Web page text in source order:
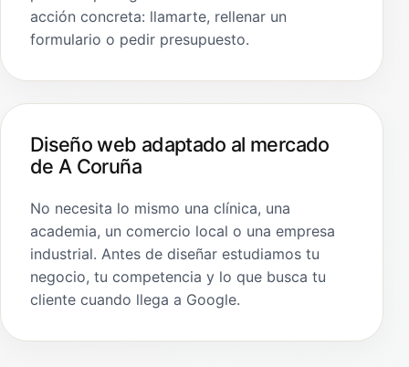
acción concreta: llamarte, rellenar un
formulario o pedir presupuesto.
Diseño web adaptado al mercado
de A Coruña
No necesita lo mismo una clínica, una
academia, un comercio local o una empresa
industrial. Antes de diseñar estudiamos tu
negocio, tu competencia y lo que busca tu
cliente cuando llega a Google.